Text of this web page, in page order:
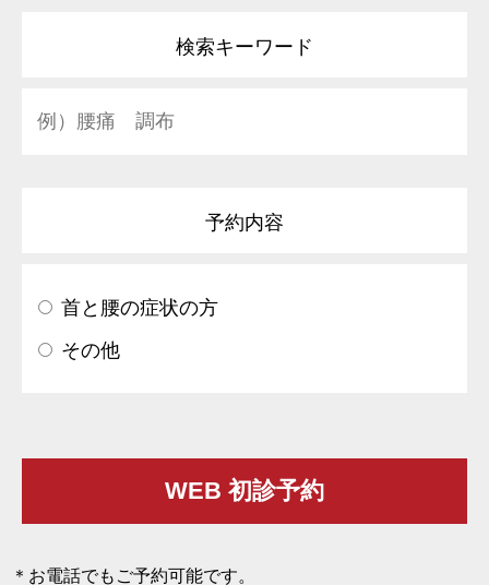
検索キーワード
予約内容
首と腰の症状の方
その他
お電話でもご予約可能です。